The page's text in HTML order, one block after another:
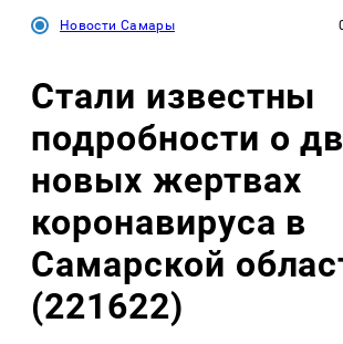
Новости Самары
Стали известны
подробности о
новых жертвах
коронавируса в
Самарской
(221622)